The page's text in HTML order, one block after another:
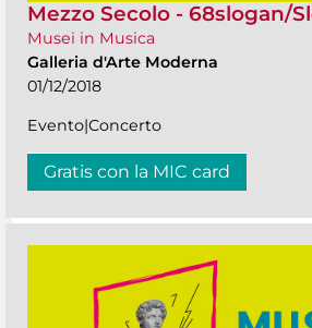
Mezzo Secolo - 68slogan/
Musei in Musica
Galleria d'Arte Moderna
01/12/2018
Evento|Concerto
Gratis con la MIC card